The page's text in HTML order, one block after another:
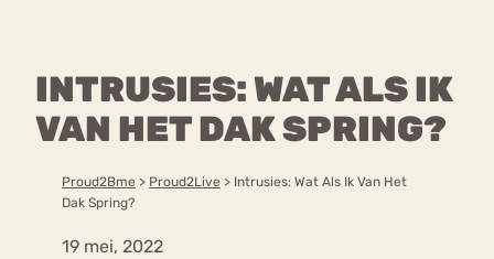
INTRUSIES: WAT ALS IK
VAN HET DAK SPRING?
Proud2Bme > Proud2Live > Intrusies: Wat Als Ik Van Het
Dak Spring?
19 mei, 2022
Content
Over ons
Over proud2bme
Contact
Vacatures
Privacyverklaring